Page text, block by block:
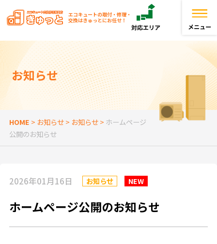
トップページ
きゅっとが選ばれる理由
エコキュートを探す
お役立ち情報
お客様の声
よくある質問
エコキュートの取付・修理・
交換はきゅっとにお任せ！
お知らせ
HOME > お知らせ> お知らせ> ホームページ
公開のお知らせ
2026年01月16日 お知らせ NEW
ホームページ公開のお知らせ